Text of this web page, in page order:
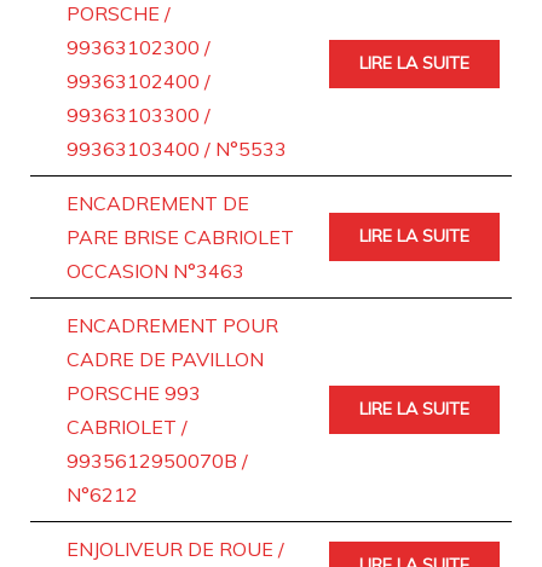
PORSCHE /
99363102300 /
99363102400 /
99363103300 /
99363103400 / N°5533
LIRE LA SUITE
ENCADREMENT DE
PARE BRISE CABRIOLET
OCCASION N°3463
LIRE LA SUITE
ENCADREMENT POUR
CADRE DE PAVILLON
PORSCHE 993
CABRIOLET /
9935612950070B /
N°6212
LIRE LA SUITE
ENJOLIVEUR DE ROUE /